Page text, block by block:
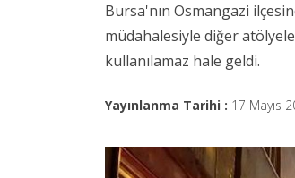
Bursa'nın Osmangazi
müdahalesiyle diğer
kullanılamaz hale geldi.
Yayınlanma Tarihi : 17 Mayıs